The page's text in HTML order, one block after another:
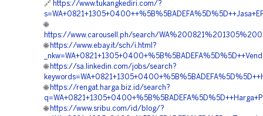
🔗 https://www.tukangkediri.com/?
🌐
https://www.carousell.ph/search/
🌐 https://www.ebay.it/sch/i.html?
🌐 https://sa.linkedin.com/jobs/search?
🌐 https://rengat.harga.biz.id/search?
🌐 https://www.sribu.com/id/blog/?